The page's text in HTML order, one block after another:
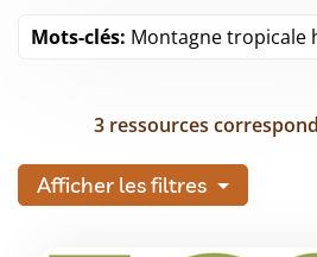
Mots-clés: Montagne tropicale
3 ressources
Afficher les filtres